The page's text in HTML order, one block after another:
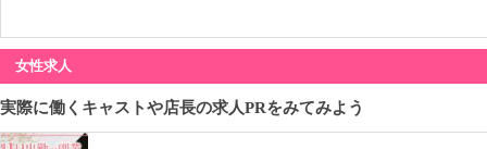
女性求人
実際に働くキャストや店長の求人PRをみてみよう